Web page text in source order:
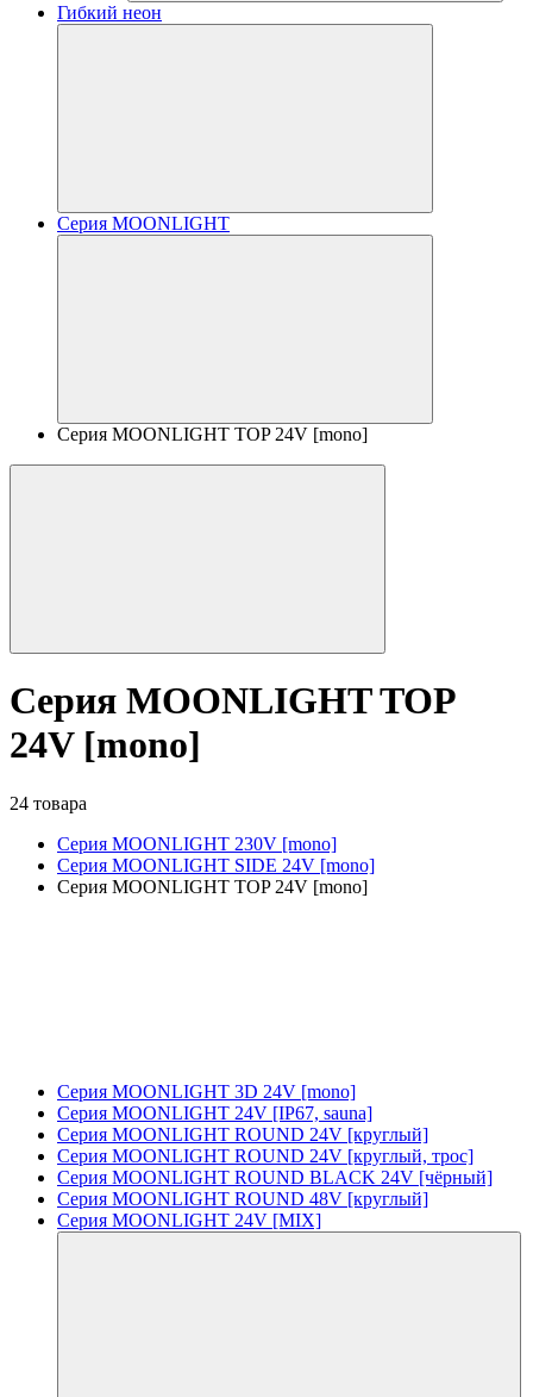
Гибкий неон
Серия MOONLIGHT
Серия MOONLIGHT TOP 24V [mono]
Серия MOONLIGHT TOP
24V [mono]
24 товара
Серия MOONLIGHT 230V [mono]
Серия MOONLIGHT SIDE 24V [mono]
Серия MOONLIGHT TOP 24V [mono]
Серия MOONLIGHT 3D 24V [mono]
Серия MOONLIGHT 24V [IP67, sauna]
Серия MOONLIGHT ROUND 24V [круглый]
Серия MOONLIGHT ROUND 24V [круглый, трос]
Серия MOONLIGHT ROUND BLACK 24V [чёрный]
Серия MOONLIGHT ROUND 48V [круглый]
Серия MOONLIGHT 24V [MIX]